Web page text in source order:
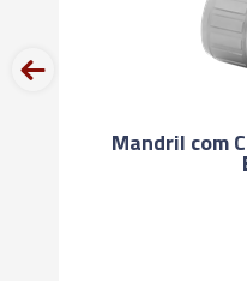
Mandril com
prev